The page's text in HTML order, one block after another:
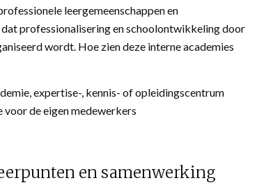
leergemeenschappen en
professionalisering en schoolontwikkeling door
wordt. Hoe zien deze interne academies
expertise-, kennis- of opleidingscentrum
voor de eigen medewerkers
en samenwerking